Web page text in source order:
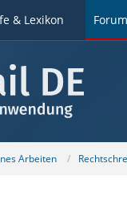
& Lexikon Forum
Arbeiten